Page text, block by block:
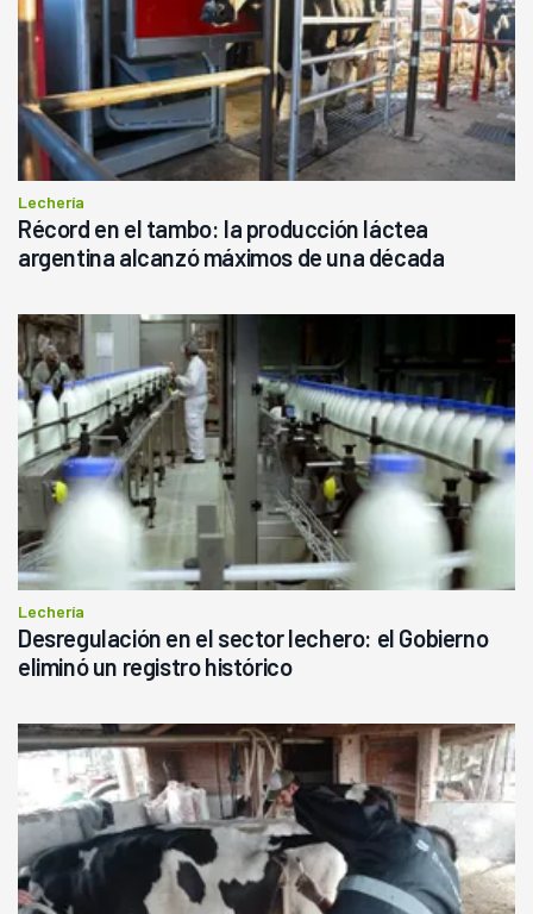
Lechería
Récord en el tambo: la producción láctea
argentina alcanzó máximos de una década
Lechería
Desregulación en el sector lechero: el Gobierno
eliminó un registro histórico